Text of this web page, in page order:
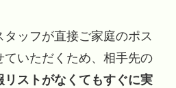
ッフが直接ご家庭のポス
ていただくため、相手先の
ストがなくてもすぐに実